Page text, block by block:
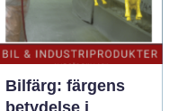
Bilfärg: färgens